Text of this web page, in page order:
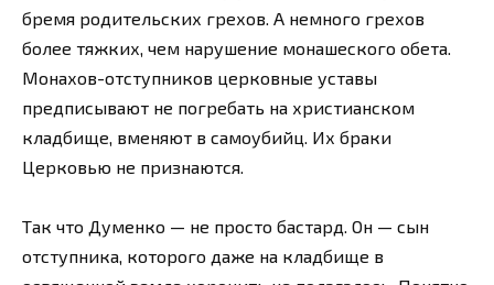
бремя родительских грехов. А немного грехов
более тяжких, чем нарушение монашеского обета.
Монахов-отступников церковные уставы
предписывают не погребать на христианском
кладбище, вменяют в самоубийц. Их браки
Церковью не признаются.
Так что Думенко — не просто бастард. Он — сын
отступника, которого даже на кладбище в